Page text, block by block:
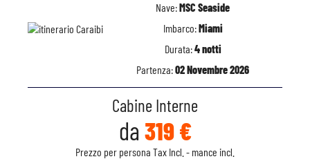
Nave:MSC Seaside
Imbarco:Miami
Durata:4 notti
Partenza:02 Novembre 2026
Cabine Interne
da 319 €
Prezzo per persona Tax Incl. - mance incl.